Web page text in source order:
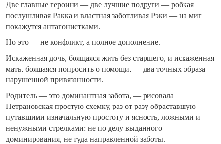
Две главные героини — две лучшие подруги — робкая
послушливая Ракка и властная заботливая Рэки — на миг
покажутся антагонистками.
Но это — не конфликт, а полное дополнение.
Искаженная дочь, боящаяся жить без старшего, и искаженная
мать, боящаяся попросить о помощи, — два точных образа
нарушенной привязанности.
Родитель — это доминантная забота, — рисовала
Петрановская простую схемку, раз от разу обраставшую
путавшими изначальную простоту и ясность, ложными и
ненужными стрелками: не по делу выданного
доминирования, не туда направленной заботы.